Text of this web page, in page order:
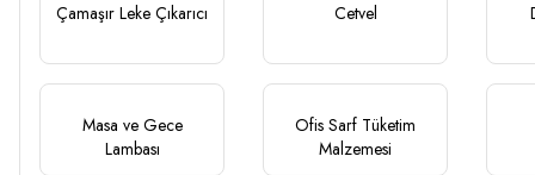
Çamaşır Leke Çıkarıcı Cetvel
Masa ve Gece
Lambası
Ofis Sarf Tüketim
Malzemesi